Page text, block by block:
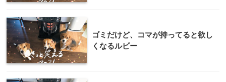
ゴミだけど、コマが持ってると欲し
くなるルビー